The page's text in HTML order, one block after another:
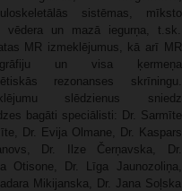
sistēmas, mīksto
vēdera un mazā iegurņa, t.sk.
MR izmeklējumus, kā arī MR
un visa ķermeņa
rezonanses skrīningu.
slēdzienus sniedz
bagāti speciālisti: Dr. Sarmīte
Dr. Evija Olmane, Dr. Kaspars
Dr. Ilze Čerņavska, Dr.
Otisone, Dr. Līga Jaunozoliņa,
Mikijanska, Dr. Jana Soļska